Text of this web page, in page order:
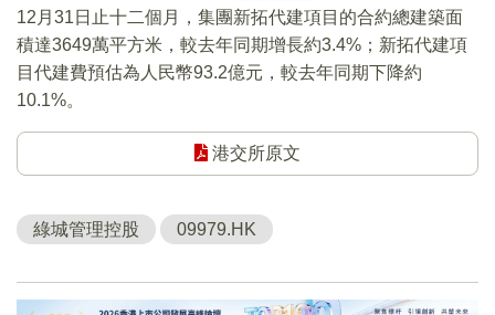
12月31日止十二個月，集團新拓代建項目的合約總建築面
積達3649萬平方米，較去年同期增長約3.4%；新拓代建項
目代建費預估為人民幣93.2億元，較去年同期下降約
10.1%。
港交所原文
綠城管理控股 09979.HK